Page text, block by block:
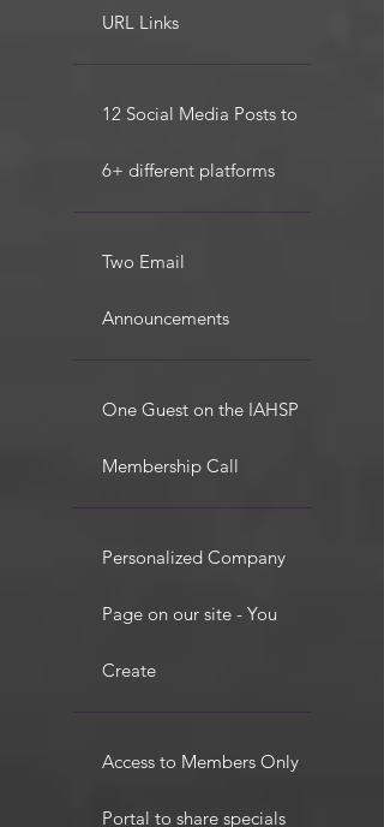
URL Links
12 Social Media Posts to
6+ different platforms
Two Email
Announcements
One Guest on the IAHSP
Membership Call
Personalized Company
Page on our site - You
Create
Access to Members Only
Portal to share specials